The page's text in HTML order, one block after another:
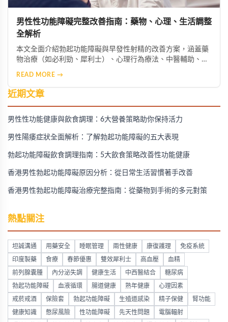
男性性功能障礙完整改善指南：藥物、心理、生活調整
全解析
本文全面介紹勃起功能障礙與早發性射精的改善方案，涵蓋藥
物治療（如必利勁、犀利士）、心理行為療法、中醫輔助、生
READ MORE →
近期文章
男性性功能健康與飲食調理：6大營養策略助你保持活力
男性陽痿症狀全面解析：了解勃起功能障礙的五大表現
勃起功能障礙飲食調理指南：5大飲食策略改善性功能健康
香港男性勃起功能障礙原因分析：從日常生活習慣著手改善
香港男性勃起功能障礙治療完整指南：從藥物到手術的多元對策
熱點關注
坦誠溝通 用藥安全 睡眠管理 兩性健康 康復護理 免疫系統
印度製藥 食療 春節優惠 雙效犀利士 高血壓 血精
前列腺囊腫 內分泌失調 健康生活 中西醫結合 糖尿病
勃起功能障礙 血液循環 腸道健康 熟年健康 心理因素
戒菸戒酒 保險套 勃起功能障礙 生殖道感染 精子保健 腎功能
健康知識 憋尿風險 性功能障礙 先天性問題 電腦輻射